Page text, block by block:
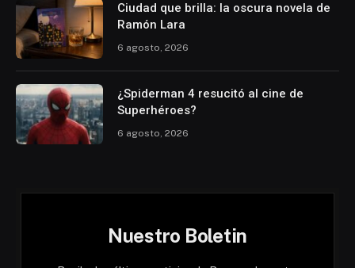
Ciudad que brilla: la oscura novela de
Ramón Lara
6 agosto, 2026
¿Spiderman 4 resucitó al cine de
Superhéroes?
6 agosto, 2026
Nuestro Boletin